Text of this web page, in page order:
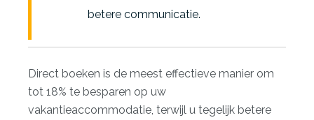
betere communicatie.
Direct boeken is de meest effectieve manier om
tot 18% te besparen op uw
vakantieaccommodatie, terwijl u tegelijk betere